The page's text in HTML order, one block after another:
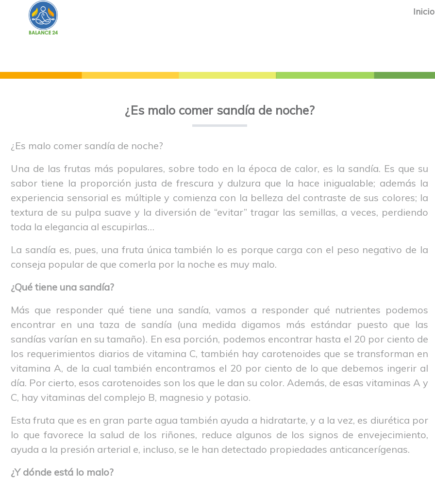
Inicio
¿Es malo comer sandía de noche?
¿Es malo comer sandía de noche?
Una de las frutas más populares, sobre todo en la época de calor, es la sandía. Es que su
sabor tiene la proporción justa de frescura y dulzura que la hace inigualable; además la
experiencia sensorial es múltiple y comienza con la belleza del contraste de sus colores; la
textura de su pulpa suave y la diversión de “evitar” tragar las semillas, a veces, perdiendo
toda la elegancia al escupirlas…
La sandía es, pues, una fruta única también lo es porque carga con el peso negativo de la
conseja popular de que comerla por la noche es muy malo.
¿Qué tiene una sandía?
Más que responder qué tiene una sandía, vamos a responder qué nutrientes podemos
encontrar en una taza de sandía (una medida digamos más estándar puesto que las
sandías varían en su tamaño). En esa porción, podemos encontrar hasta el 20 por ciento de
los requerimientos diarios de vitamina C, también hay carotenoides que se transforman en
vitamina A, de la cual también encontramos el 20 por ciento de lo que debemos ingerir al
día. Por cierto, esos carotenoides son los que le dan su color. Además, de esas vitaminas A y
C, hay vitaminas del complejo B, magnesio y potasio.
Esta fruta que es en gran parte agua también ayuda a hidratarte, y a la vez, es diurética por
lo que favorece la salud de los riñones, reduce algunos de los signos de envejecimiento,
ayuda a la presión arterial e, incluso, se le han detectado propiedades anticancerígenas.
¿Y dónde está lo malo?